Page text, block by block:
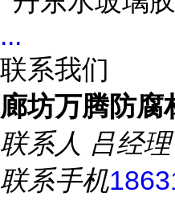
...
联系我们
廊坊万腾防腐
联系人 吕经理
联系手机